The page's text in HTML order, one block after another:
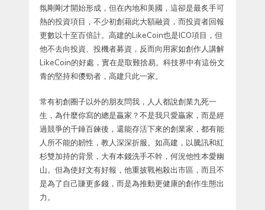
氛剛剛才開始形成，但在內地和美國，這卻是最炙手可
熱的投資項目，不少初創藉此大額融資，而投資者回報
更數以十至百倍計。高建的LikeCoin也是ICO項目，但
他不去向投資、投機者募資，反而向用家如創作人講解
LikeCoin的好處，實在是取難捨易。科技界中有這份文
青的堅持和儍勁者，高建只此一家。
常有初創圈子以外的朋友問我，人人都說創業九死一
生，為什麼你寫的總是贏家？不是我只愛贏家，而是經
過競爭的千錘百鍊後，還能存活下來的創業家，都有能
人所不能的韌性，教人深深折服。如高建，以騰訊和紅
杉雙加持的背景，大有本錢洗手不幹，何況他性本愛幽
山。但為使好文有好報，他重披戰袍殺出市區，而且不
是為了自己賺更多錢，而是為推動更健康的創作生態出
力。